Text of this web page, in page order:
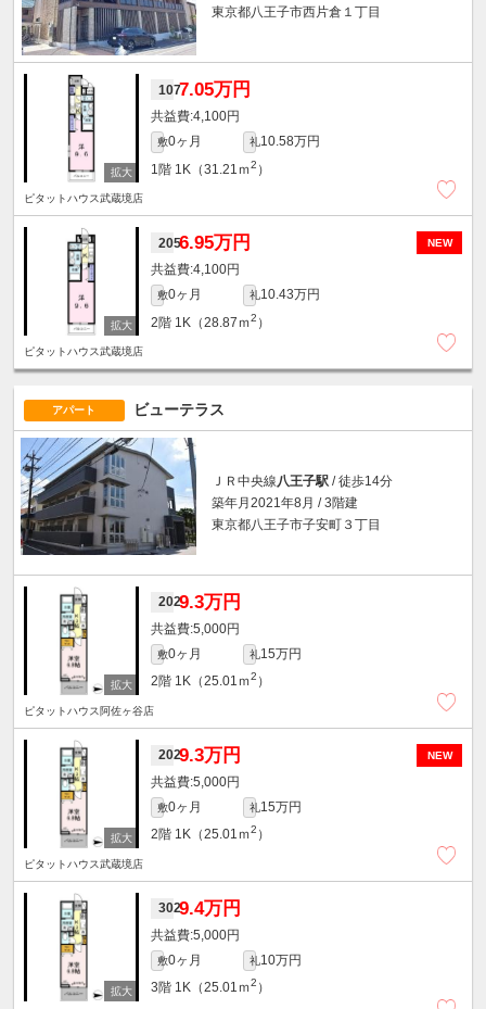
東京都八王子市西片倉１丁目
1077.05万円
4,100円
敷0ヶ月 礼10.58万円
1階 1K（31.21ｍ2 ）
ピタットハウス武蔵境店
NEW
2056.95万円
4,100円
敷0ヶ月 礼10.43万円
2階 1K（28.87ｍ2 ）
ピタットハウス武蔵境店
アパート ビューテラス
ＪＲ中央線八王子駅 / 徒歩14分
築年月2021年8月 / 3階建
東京都八王子市子安町３丁目
2029.3万円
5,000円
敷0ヶ月 礼15万円
2階 1K（25.01ｍ2 ）
ピタットハウス阿佐ヶ谷店
NEW
2029.3万円
5,000円
敷0ヶ月 礼15万円
2階 1K（25.01ｍ2 ）
ピタットハウス武蔵境店
3029.4万円
5,000円
敷0ヶ月 礼10万円
3階 1K（25.01ｍ2 ）